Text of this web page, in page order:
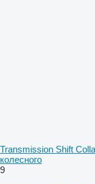
Transmission Shift
колесного
9